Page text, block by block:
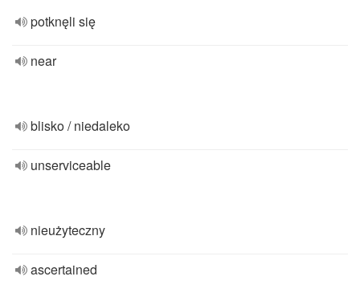
potknęli się
near
blisko / niedaleko
unserviceable
nieużyteczny
ascertained